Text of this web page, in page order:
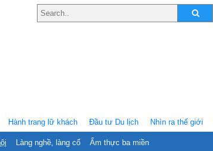
Làng nghề, làng cổ Ẩm thực ba miền
Hành trang lữ khách Ðầu tư Du lịch Nhìn ra thế giới